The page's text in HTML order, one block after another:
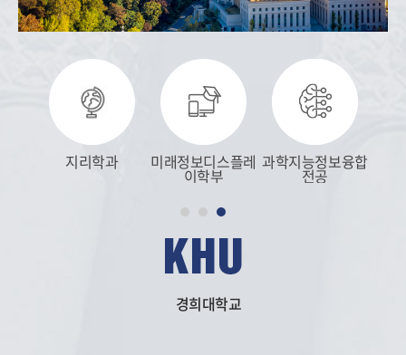
취업/창업 Focus
지리학과 미래정보디스플레
이학부
과학지능정보융합
전공
경희대학교